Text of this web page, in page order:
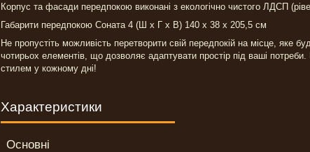
Корпус та фасади передпокою виконані з екологічно чистого ЛДСП
Габарити передпокою Соната 4 (Ш х Г х В) 140 х 38 х 205,5 см
Не пропустіть можливість перетворити свій передпокій на місце, яке
чотирьох елементів, що дозволяє адаптувати простір під ваші
стилем у кожному дні!
Характеристики
Основні